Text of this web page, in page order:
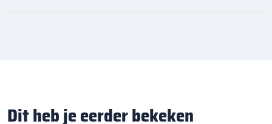
Dit heb je eerder bekeken